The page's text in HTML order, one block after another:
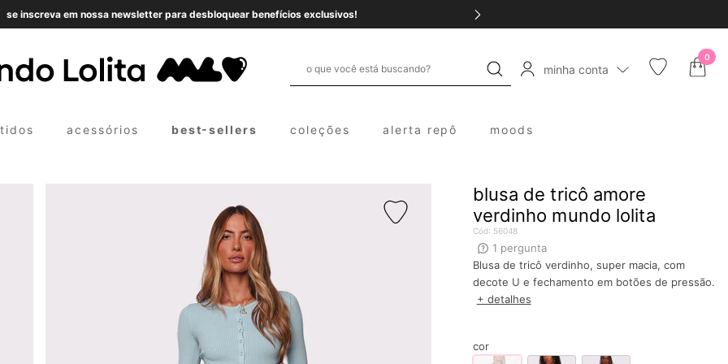
se inscreva em nossa newsletter para desbloquear benefícios exclusivos!
minha conta
0
acessórios best-sellers coleções alerta repô moods
blusa de tricô amore
verdinho mundo lolita
Cód: 56048
1 pergunta
Blusa de tricô verdinho, super macia, com
decote U e fechamento em botões de pressão.
+ detalhes
cor